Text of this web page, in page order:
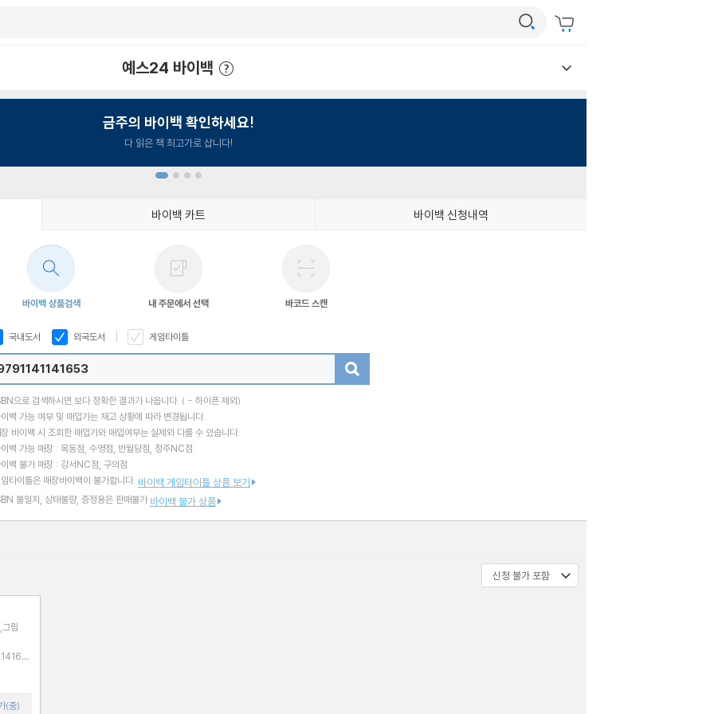
예스24 바이백
금주의 바이백 확인하세요!
다 읽은 책 최고가로 삽니다!
바이백 카트 바이백 신청내역
바이백 상품검색 내 주문에서 선택 바코드 스캔
국내도서 외국도서 게임타이틀
으로 검색하시면 보다 정확한 결과가 나옵니다. ( - 하이픈 제외)
백 가능 여부 및 매입가는 재고 상황에 따라 변경됩니다.
바이백 시 조회한 매입가와 매입여부는 실제와 다를 수 있습니다.
백 가능 매장 : 목동점, 수영점, 반월당점, 청주NC점
백 불가 매장 : 강서NC점, 구의점
타이틀은 매장바이백이 불가합니다. 바이백 게임타이틀 상품 보기
불일치, 상태불량, 증정용은 판매불가 바이백 불가 상품
림
(중)